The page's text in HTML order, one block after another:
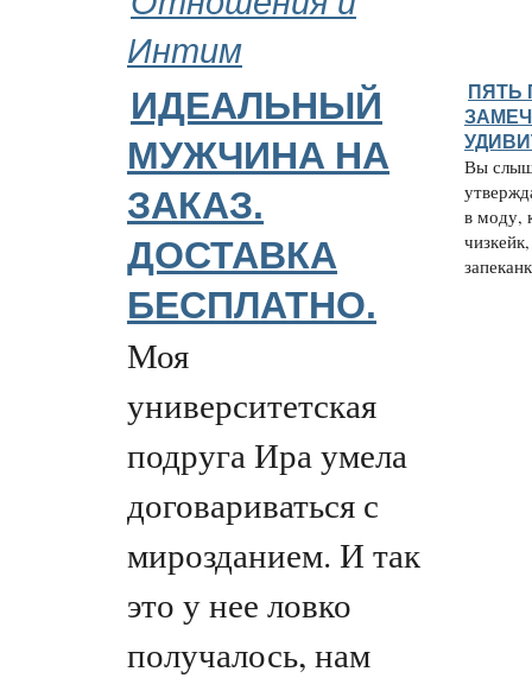
Интим
ИДЕАЛЬНЫЙ
МУЖЧИНA НА
ЗАКАЗ.
ДОСТАВКА
БЕСПЛАТНО.
Моя
университетская
подруга Ира умела
договариваться с
мирозданием. И так
это у нее ловко
получалось, нам
ПЯТЬ
Вы
в моду,